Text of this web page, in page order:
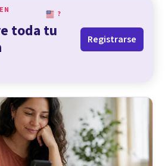
?
toda tu
Registrarse